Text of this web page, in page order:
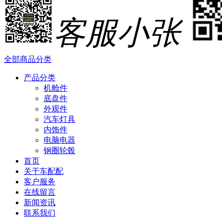
客服小张
全部商品分类
产品分类
机舱件
底盘件
外观件
汽车灯具
内饰件
电脑电器
钢圈轮毂
首页
关于车配配
客户服务
在线留言
新闻资讯
联系我们